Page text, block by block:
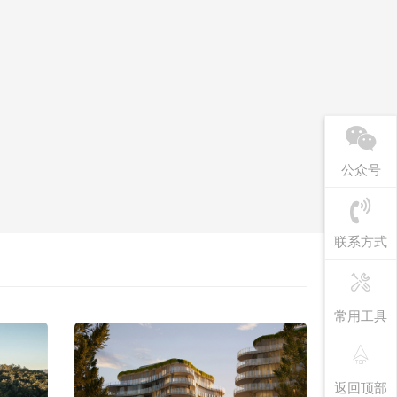
公众号
联系方式
常用工具
返回顶部